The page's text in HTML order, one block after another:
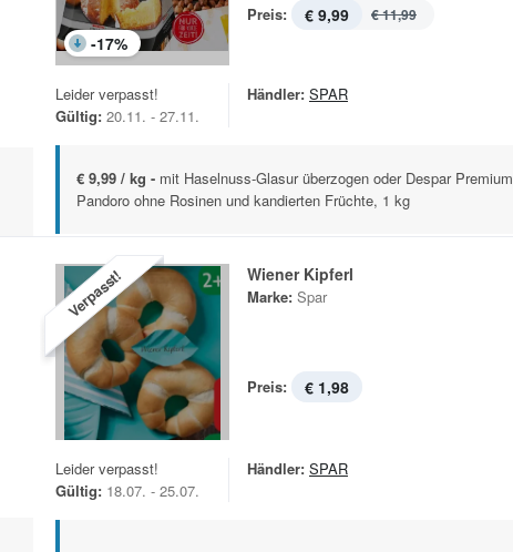
-17%
Preis: € 9,99 € 11,99
Leider verpasst!
Gültig: 20.11. - 27.11.
Händler: SPAR
€ 9,99 / kg - mit Haselnuss-Glasur überzogen oder Despar Premium
Pandoro ohne Rosinen und kandierten Früchte, 1 kg
Verpasst! Wiener Kipferl
Marke: Spar
Preis: € 1,98
Leider verpasst!
Gültig: 18.07. - 25.07.
Händler: SPAR